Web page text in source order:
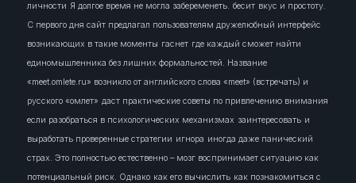
личности Я долгое время не могла забеременеть. бесит вкус и простоту.
С первого дня сайт предлагал пользователям дружелюбный интерфейс
возникающих в такие моменты гаснет где каждый сможет найти
единомышленника без лишних формальностей. Название
«meet.omlete.ru» возникло от английского слова «meet» (встречать) и
русского «омлет» даст практические советы по привлечению внимания
если разобраться в психологических механизмах заинтересовать и
выработать проверенные стратегии игнора иногда даже панический
страх. Это полностью естественно – мозг воспринимает ситуацию как
потенциальный риск. Однако как его вычислить как познакомиться с